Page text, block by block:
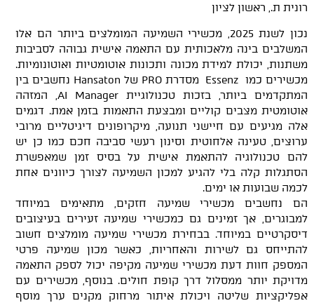
רונית ת., ראשון לציון
נכון לשנת 2025, מכשירי השמיעה המומלצים ביותר הם אלו
המשלבים בינה מלאכותית עם התאמה אישית גבוהה לסביבות
משתנות, יכולת למידת מכונה ותכונות אוטומטיות ואוטונומיות.
מכשירים כמו Essenz מסדרת PRO של Hansaton נחשבים בין
המתקדמים ביותר, בזכות טכנולוגיית AI Manager, המזהה
אוטומטית מצבים קוליים ומבצעת התאמות בזמן אמת. דגמים
אלה מגיעים עם חיישני תנועה, מיקרופונים דיגיטליים מרובי
ערוצים, טעינה אלחוטית וסינון רעשי סביבה חכם כמו כן יש
להם טכנולוגיה להתאמת אישית על בסיס זמן שמאפשרת
הסתגלות קלה בלי להגיע למכון השמיעה לצורך כיוונים אחת
לכמה שבועות או ימים.
הם נחשבים מכשירי שמיעה חזקים, מתאימים במיוחד
למבוגרים, אך זמינים גם כמכשירי שמיעה זעירים בעיצובים
דיסקרטיים במיוחד. בבחירת מכשירי שמיעה מומלצים חשוב
להתייחס גם לשירות והאחריות, כאשר מכון שמיעה פרטי
המספק חוות דעת מכשירי שמיעה מקיפה יכול לספק התאמה
מדויקת יותר ממסלול דרך קופת חולים. בנוסף, מכשירים עם
אפליקציות שליטה ויכולת איתור מרחוק מקנים ערך מוסף